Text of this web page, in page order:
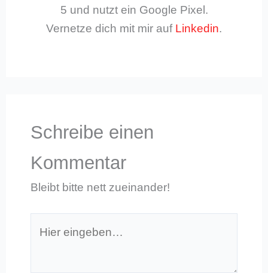
5 und nutzt ein Google Pixel.
Vernetze dich mit mir auf Linkedin.
Schreibe einen
Kommentar
Bleibt bitte nett zueinander!
eingeben…